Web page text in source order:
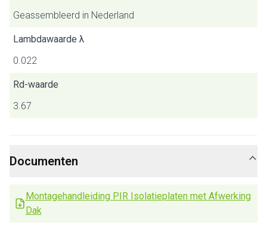
Geassembleerd in Nederland
Lambdawaarde λ
0.022
Rd-waarde
3.67
Documenten
Montagehandleiding PIR Isolatieplaten met Afwerking
Dak